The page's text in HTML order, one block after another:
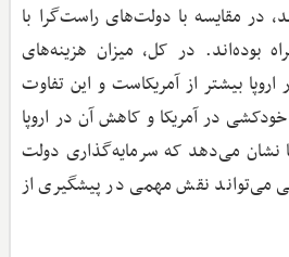
در مقایسه با دولت‌های راست‌گرا با
بوده‌اند. در کل، میزان هزینه‌های
بیشتر از آمریکاست و این تفاوت
در آمریکا و کاهش آن در اروپا
نشان می‌دهد که سرمایه‌گذاری دولت
می‌تواند نقش مهمی در پیشگیری از